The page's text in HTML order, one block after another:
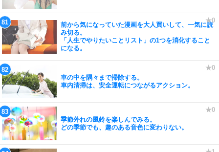
前から気になっていた漫画を大人買いして、一気に読
み切る。
「人生でやりたいことリスト」の1つを消化すること
になる。
車の中を隅々まで掃除する。
車内清掃は、安全運転につながるアクション。
季節外れの風鈴を楽しんでみる。
どの季節でも、趣のある音色に変わりない。